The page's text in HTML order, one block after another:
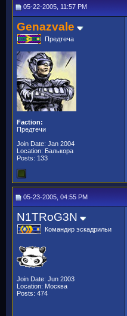
05-22-2005, 11:57 PM
Genazvale
Предтеча
Faction:
Предтечи
Join Date: Jan 2004
Location: Балькора
Posts: 133
05-23-2005, 04:55 PM
N1TRoG3N
Командир эскадрильи
Join Date: Jun 2003
Location: Москва
Posts: 474